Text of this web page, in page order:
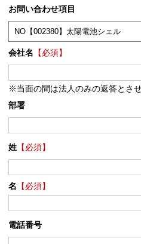
お問い合わせ項目
会社名 【必須】
※当面の間は法人のみの返答とさせ
部署
姓【必須】
名 【必須】
電話番号